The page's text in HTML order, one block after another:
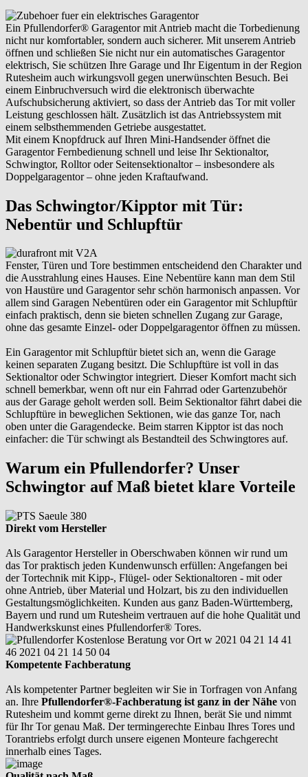
Ein Pfullendorfer® Garagentor mit Antrieb macht die Torbedienung
nicht nur komfortabler, sondern auch sicherer. Mit unserem Antrieb
öffnen und schließen Sie nicht nur ein automatisches Garagentor
elektrisch, Sie schützen Ihre Garage und Ihr Eigentum in der Region
Rutesheim auch wirkungsvoll gegen unerwünschten Besuch. Bei
einem Einbruchversuch wird die elektronisch überwachte
Aufschubsicherung aktiviert, so dass der Antrieb das Tor mit voller
Leistung geschlossen hält. Zusätzlich ist das Antriebssystem mit
einem selbsthemmenden Getriebe ausgestattet.
Mit einem Knopfdruck auf Ihren Mini-Handsender öffnet die
Garagentor Fernbedienung schnell und leise Ihr Sektionaltor,
Schwingtor, Rolltor oder Seitensektionaltor – insbesondere als
Doppelgaragentor – ohne jeden Kraftaufwand.
Das Schwingtor/Kipptor mit Tür:
Nebentür und Schlupftür
Fenster, Türen und Tore bestimmen entscheidend den Charakter und
die Ausstrahlung eines Hauses. Eine Nebentüre kann man dem Stil
von Haustüre und Garagentor sehr schön harmonisch anpassen. Vor
allem sind Garagen Nebentüren oder ein Garagentor mit Schlupftür
einfach praktisch, denn sie bieten schnellen Zugang zur Garage,
ohne das gesamte Einzel- oder Doppelgaragentor öffnen zu müssen.
Ein Garagentor mit Schlupftür bietet sich an, wenn die Garage
keinen separaten Zugang besitzt. Die Schlupftüre ist voll in das
Sektionaltor oder Schwingtor integriert. Dieser Komfort macht sich
schnell bemerkbar, wenn oft nur ein Fahrrad oder Gartenzubehör
aus der Garage geholt werden soll. Beim Sektionaltor fährt dabei die
Schlupftüre in beweglichen Sektionen, wie das ganze Tor, nach
oben unter die Garagendecke. Beim starren Kipptor ist das noch
einfacher: die Tür schwingt als Bestandteil des Schwingtores auf.
Warum ein Pfullendorfer? Unser
Schwingtor auf Maß bietet klare Vorteile
Direkt vom Hersteller
Als Garagentor Hersteller in Oberschwaben können wir rund um
das Tor praktisch jeden Kundenwunsch erfüllen: Angefangen bei
der Tortechnik mit Kipp-, Flügel- oder Sektionaltoren - mit oder
ohne Antrieb, über Material und Holzart, bis zu den individuellen
Gestaltungsmöglichkeiten. Kunden aus ganz Baden-Württemberg,
Bayern und rund um Rutesheim vertrauen auf die hohe Qualität und
Handwerkskunst eines Pfullendorfer® Tores.
Kompetente Fachberatung
Als kompetenter Partner begleiten wir Sie in Torfragen von Anfang
an. Ihre Pfullendorfer®-Fachberatung ist ganz in der Nähe von
Rutesheim und kommt gerne direkt zu Ihnen, berät Sie und nimmt
für Ihr Tor genau Maß. Der termingerechte Einbau Ihres Tores und
Torantriebs erfolgt durch unsere eigenen Monteure fachgerecht
innerhalb eines Tages.